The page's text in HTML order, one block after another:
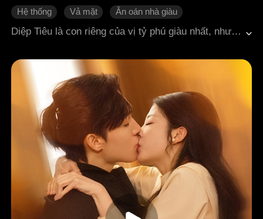
Hệ thống Vả mặt
Ân oán nhà giàu
Quá trình thay đổi của nhân vật
Đô thị hiện đại
Diệp Tiêu là con riêng của vị tỷ phú giàu nhất, nhưng sau khi phân chia tài sản chỉ nhận được một hòn đảo hoang và 200.000 tệ tiền thừa kế. Không ngờ, anh lại vô tình kết hợp với Hệ Thống Siêu Đảo Tương Lai. Bắt đầu từ việc cải tạo đất đai, trồng những loại rau củ có giá trị đắt đỏ, Diệp Tiêu cùng người anh em Bàng Hiểu và người yêu Vương Mộc Tranh từng bước biến vùng đất cằn cỗi thành một đế chế thương nghiệp hùng mạnh. Trên con đường phát triển, anh liên tiếp đánh bại những âm mưu và sự chèn ép từ gia tộc, trùm tư bản Tiết Long, tập đoàn gián điệp họ Phạm, thậm chí cả tổ chức tội phạm quốc tế "Liên Minh Biển Sâu". Để cứu vợ con, Diệp Tiêu nhiều lần mạo hiểm tiến vào những nơi hiểm cảnh, truy tìm linh dược và cơ hội sống còn. Cuối cùng, anh lựa chọn để hệ thống hòa làm một với hòn đảo, ban cho nó sức sống vô tận. Còn bản thân anh cũng từ một người khai phá trở thành người bảo hộ hệ sinh thái, đồng thời truyền lại cơ nghiệp ấy cho thế hệ tiếp theo.